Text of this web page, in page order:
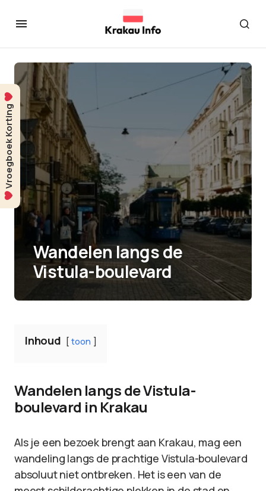
Wandelen langs de
Vistula-boulevard
Inhoud toon
Wandelen langs de Vistula-
boulevard in Krakau
Als je een bezoek brengt aan Krakau, mag een
wandeling langs de prachtige Vistula-boulevard
absoluut niet ontbreken. Het is een van de
Vroegboek Korting